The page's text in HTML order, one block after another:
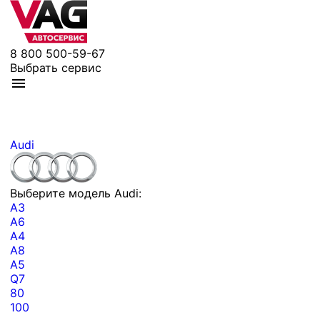
8 800 500-59-67
Выбрать сервис
Audi
Выберите модель Audi:
A3
A6
A4
A8
A5
Q7
80
100